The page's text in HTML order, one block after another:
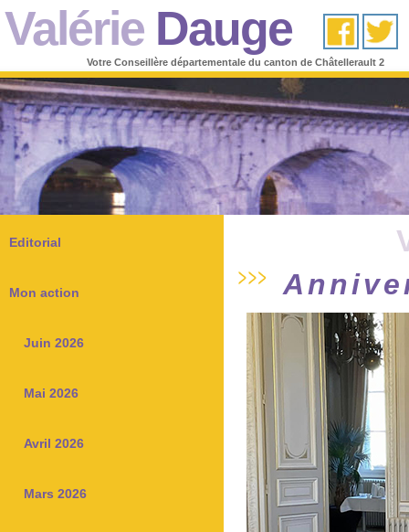
Valérie Dauge
Votre Conseillère départementale du canton de Châtellerault 2
Editorial
Mon action
Juin 2026
Mai 2026
Avril 2026
Mars 2026